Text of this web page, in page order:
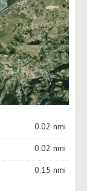
0.02 nmi
0.02 nmi
0.15 nmi